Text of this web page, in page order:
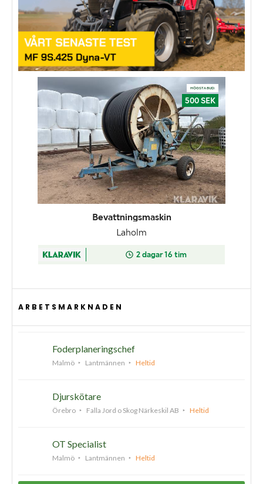
ARBETSMARKNADEN
Foderplaneringschef
Malmö Lantmännen Heltid
Djurskötare
Örebro Falla Jord o Skog Närkeskil AB Heltid
OT Specialist
Malmö Lantmännen Heltid